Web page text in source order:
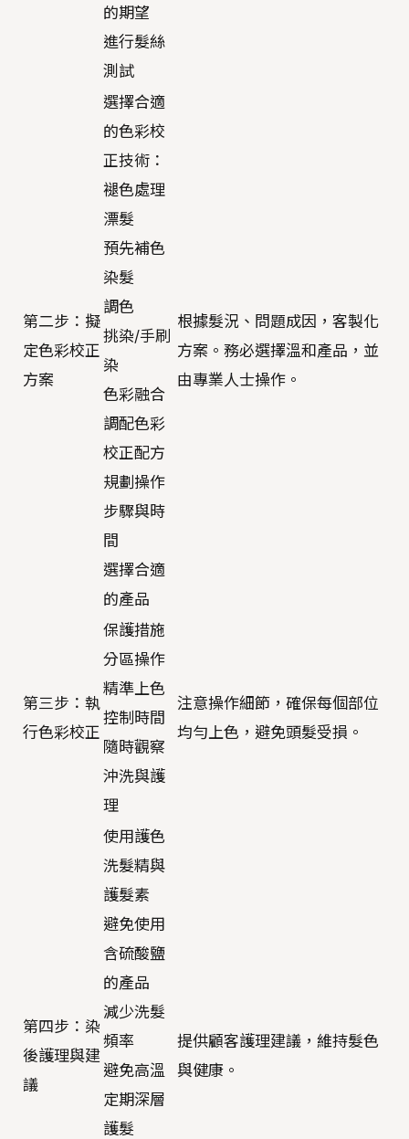
的期望
進行髮絲
測試
第二步：擬
定色彩校正
方案
選擇合適
的色彩校
正技術：
褪色處理
漂髮
預先補色
染髮
調色
挑染/手刷
染
色彩融合
調配色彩
校正配方
規劃操作
步驟與時
間
選擇合適
的產品
根據髮況、問題成因，客製化
方案。務必選擇溫和產品，並
由專業人士操作。
第三步：執
行色彩校正
保護措施
分區操作
精準上色
控制時間
隨時觀察
沖洗與護
理
注意操作細節，確保每個部位
均勻上色，避免頭髮受損。
第四步：染
後護理與建
議
使用護色
洗髮精與
護髮素
避免使用
含硫酸鹽
的產品
減少洗髮
頻率
避免高溫
定期深層
護髮
提供顧客護理建議，維持髮色
與健康。